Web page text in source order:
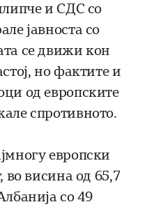
и СДС со
јавноста со
се движи кон
но фактите и
од европските
спротивното.
европски
во висина од 65,7
со 49